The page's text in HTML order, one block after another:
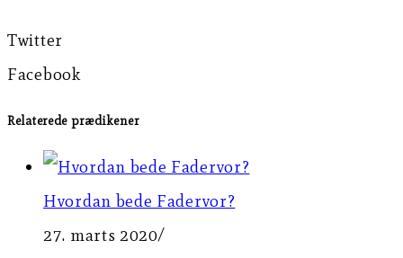
Twitter
Facebook
Relaterede prædikener
Hvordan bede Fadervor?
27. marts 2020/